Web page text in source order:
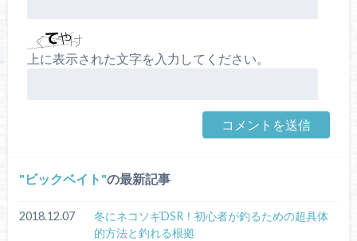
上に表示された文字を入力してください。
ビックベイト の最新記事
2018.12.07
冬にネコソギDSR！初心者が釣るための超具体
的方法と釣れる根拠